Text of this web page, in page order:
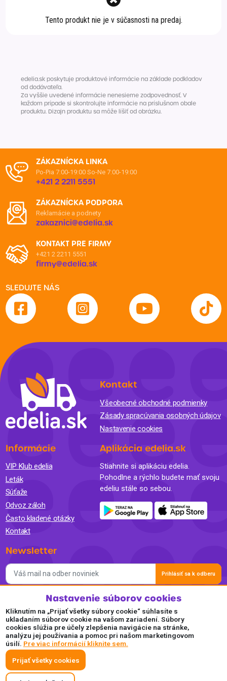
Darčekové
Recepty
Špeciálna
biopotraviny
Domácnosť a kancelária
Domáci miláčikovia
Tento produkt nie je v súčasnosti na predaj.
edelia.sk poskytuje produktové informácie na základe podkladov
od dodávateľa.
Za vyššie uvedené informácie nenesieme zodpovednosť. V
každom prípade si skontrolujte informácie na príslušnom obale
produktu. Dizajn produktu sa môže líšiť od obrázku.
ZÁKAZNÍCKA LINKA
Po-Pia 7:00-19:00 So-Ne 7:00-19:00
+421 2 2211 5551
ZÁKAZNÍCKA PODPORA
Reklamácie a podnety
zakaznici@edelia.sk
KONTAKT PRE FIRMY
+421 2 2211 5551
firmy@edelia.sk
SLEDUJTE NÁS
Kontakt
Všeobecné obchodné podmienky
Zásady spracúvania osobných údajov
Nastavenie cookies
Informácie
VIP Klub edelia
Leták
Súťaže
Odvoz záloh
Často kladené otázky
Kontakt
Aplikácia edelia.sk
Stiahnite si aplikáciu edelia.
Pohodlne a rýchlo budete mať svoju
edeliu stále so sebou.
Newsletter
Prihlásiť sa k odberu
Súhlasím so spracovaním osobných údajov a so zasielaním
newslettra na marketingové účely a oboznámil som sa so
Zásadami ochrany osobných údajov.
Akceptujeme
Plaťte pohodlne a bezpečne online.
Nastavenie súborov cookies
Kliknutím na „Prijať všetky súbory cookie“ súhlasíte s
ukladaním súborov cookie na vašom zariadení. Súbory
cookies slúžia pre účely zlepšenia navigácie na stránke,
analýzu jej používania a pomoc pri našom marketingovom
úsilí. Pre viac informácií kliknite sem.
Prijať všetky cookies